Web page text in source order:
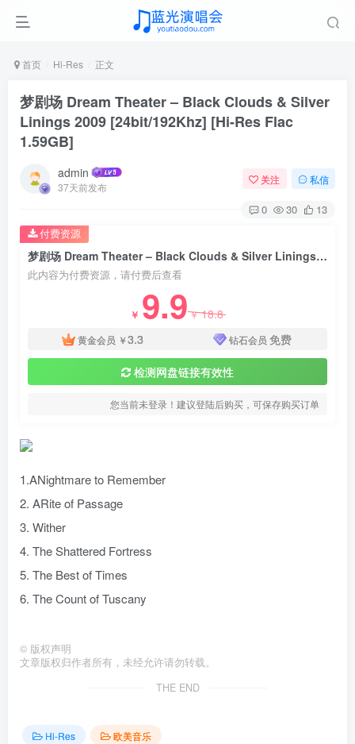
首页 Hi-Res 正文
梦剧场 Dream Theater – Black Clouds & Silver
Linings 2009 [24bit/192Khz] [Hi-Res Flac
1.59GB]
admin
37天前发布
关注 私信
0 30 13
梦剧场 Dream Theater – Black Clouds & Silver Linings 2009 [24bit/192Khz] [Hi-Res Flac 1.59GB]
此内容为付费资源，请付费后查看
￥ 9.9￥18.8
黄金会员 ￥3.3 钻石会员 免费
检测网盘链接有效性
您当前未登录！建议登陆后购买，可保存购买订单
付费资源
1.ANightmare to Remember
2. ARite of Passage
3. Wither
4. The Shattered Fortress
5. The Best of Times
6. The Count of Tuscany
© 版权声明
文章版权归作者所有，未经允许请勿转载。
THE END
Hi-Res
欧美音乐